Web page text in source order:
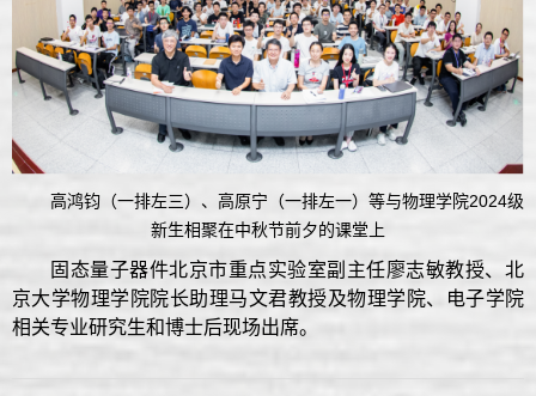
高鸿钧（一排左三）、高原宁（一排左一）等与物理学院2024级
新生相聚在中秋节前夕的课堂上
固态量子器件北京市重点实验室副主任廖志敏教授、北
京大学物理学院院长助理马文君教授及物理学院、电子学院
相关专业研究生和博士后现场出席。